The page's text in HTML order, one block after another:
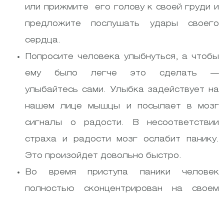
или прижмите его голову к своей груди и
предложите послушать удары своего
сердца.
Попросите человека улыбнуться, а чтобы
ему было легче это сделать —
улыбайтесь сами. Улыбка задействует на
нашем лице мышцы и посылает в мозг
сигналы о радости. В несоответствии
страха и радости мозг ослабит панику.
Это произойдет довольно быстро.
Во время приступа паники человек
полностью сконцентрирован на своем